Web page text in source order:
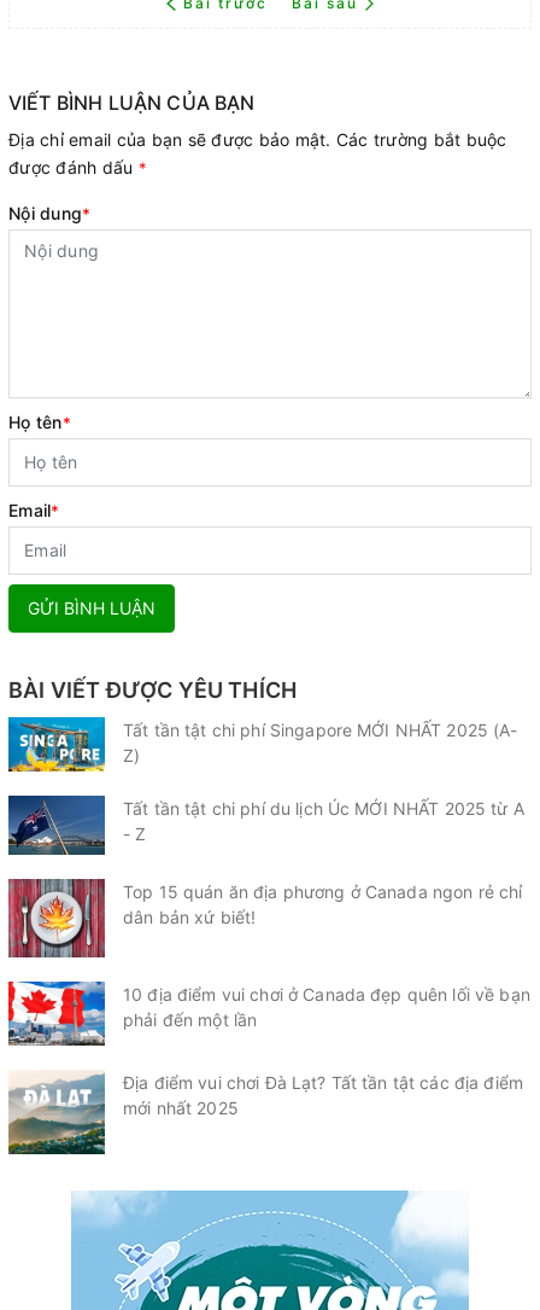
VIẾT BÌNH LUẬN CỦA BẠN
Địa chỉ email của bạn sẽ được bảo mật. Các trường bắt buộc
được đánh dấu *
Nội dung*
Họ tên*
Email*
GỬI BÌNH LUẬN
BÀI VIẾT ĐƯỢC YÊU THÍCH
Tất tần tật chi phí Singapore MỚI NHẤT 2025 (A-
Z)
Tất tần tật chi phí du lịch Úc MỚI NHẤT 2025 từ A
- Z
Top 15 quán ăn địa phương ở Canada ngon rẻ chỉ
dân bản xứ biết!
10 địa điểm vui chơi ở Canada đẹp quên lối về bạn
phải đến một lần
Địa điểm vui chơi Đà Lạt? Tất tần tật các địa điểm
mới nhất 2025